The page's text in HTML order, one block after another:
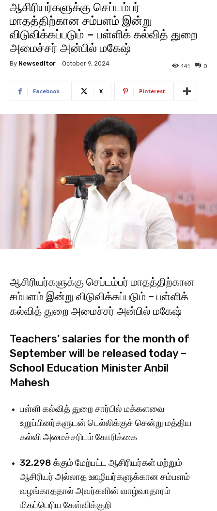
ஆசிரியர்களுக்கு செப்டம்பர்
மாதத்திற்கான சம்பளம் இன்று
விடுவிக்கப்படும் – பள்ளிக் கல்வித் துறை
அமைச்சர் அன்பில் மகேஷ்
By Newseditor October 9, 2024 0
141
Facebook X Pinterest
ஆசிரியர்களுக்கு செப்டம்பர் மாதத்திற்கான
சம்பளம் இன்று விடுவிக்கப்படும் – பள்ளிக்
கல்வித் துறை அமைச்சர் அன்பில் மகேஷ்
Teachers’ salaries for the month of
September will be released today –
School Education Minister Anbil
Mahesh
பள்ளி கல்வித் துறை சார்பில் மக்களவை
உறுப்பினர்களுடன் டெல்லிக்குச் சென்று மத்திய
கல்வி அமைச்சரிடம் கோரிக்கை
32,298 க்கும் மேற்பட்ட ஆசிரியர்கள் மற்றும்
ஆசிரியர் அல்லாத ஊழியர்களுக்கான சம்பளம்
வழங்காததால் அவர்களின் வாழ்வாதாரம்
மிகப்பெரிய கேள்விக்குறி